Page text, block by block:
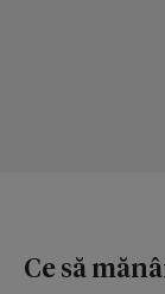
Ce să